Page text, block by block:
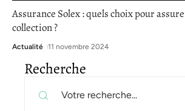
Assurance Solex : quels choix pour
collection ?
Actualité 11 novembre 2024
Recherche